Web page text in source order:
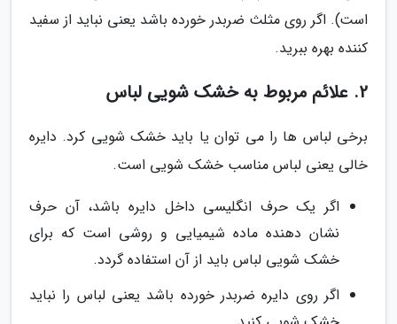
است). اگر روی مثلث ضربدر خورده باشد یعنی نباید از سفید
کننده بهره ببرید.
2. علائم مربوط به خشک شویی لباس
برخی لباس ها را می توان یا باید خشک شویی کرد. دایره
خالی یعنی لباس مناسب خشک شویی است.
اگر یک حرف انگلیسی داخل دایره باشد، آن حرف
نشان دهنده ماده شیمیایی و روشی است که برای
خشک شویی لباس باید از آن استفاده گردد.
اگر روی دایره ضربدر خورده باشد یعنی لباس را نباید